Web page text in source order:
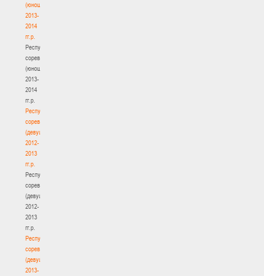
(юноши)
2013-
2014
гг.р.
Республиканские
соревнования
(юноши)
2013-
2014
гг.р.
Республиканские
соревнования
(девушки)
2012-
2013
гг.р.
Республиканские
соревнования
(девушки)
2012-
2013
гг.р.
Республиканские
соревнования
(девушки)
2013-